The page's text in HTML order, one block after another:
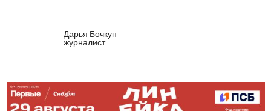
Дарья Бочкун
журналист